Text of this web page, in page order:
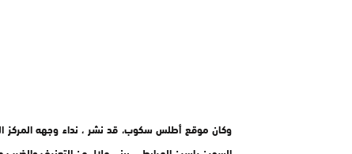
وكان موقع أطلس سكوب، قد نشر ، نداء وجهه المركز